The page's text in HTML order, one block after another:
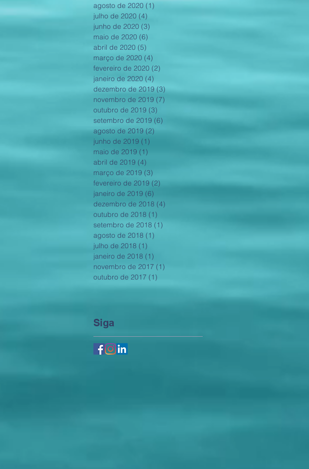
agosto de 2020 (1)
julho de 2020 (4)
junho de 2020 (3)
maio de 2020 (6)
abril de 2020 (5)
março de 2020 (4)
fevereiro de 2020 (2)
janeiro de 2020 (4)
dezembro de 2019 (3)
novembro de 2019 (7)
outubro de 2019 (3)
setembro de 2019 (6)
agosto de 2019 (2)
junho de 2019 (1)
maio de 2019 (1)
abril de 2019 (4)
março de 2019 (3)
fevereiro de 2019 (2)
janeiro de 2019 (6)
dezembro de 2018 (4)
outubro de 2018 (1)
setembro de 2018 (1)
agosto de 2018 (1)
julho de 2018 (1)
janeiro de 2018 (1)
novembro de 2017 (1)
outubro de 2017 (1)
Siga